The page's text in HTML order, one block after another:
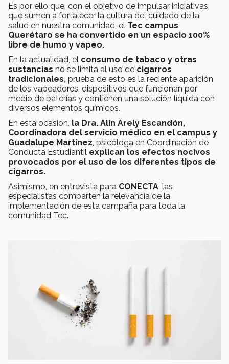
Es por ello que, con el objetivo de impulsar iniciativas
que sumen a fortalecer la cultura del cuidado de la
salud en nuestra comunidad, el Tec campus
Querétaro se ha convertido en un espacio 100%
libre de humo y vapeo.
En la actualidad, el consumo de tabaco y otras
sustancias no se limita al uso de cigarros
tradicionales, prueba de esto es la reciente aparición
de los vapeadores, dispositivos que funcionan por
medio de baterías y contienen una solución líquida con
diversos elementos químicos.
En esta ocasión, la Dra. Alin Arely Escandón,
Coordinadora del servicio médico en el campus y
Guadalupe Martínez , psicóloga en Coordinación de
Conducta Estudiantil explican los efectos nocivos
provocados por el uso de los diferentes tipos de
cigarros.
Asimismo, en entrevista para CONECTA , las
especialistas comparten la relevancia de la
implementación de esta campaña para toda la
comunidad Tec.